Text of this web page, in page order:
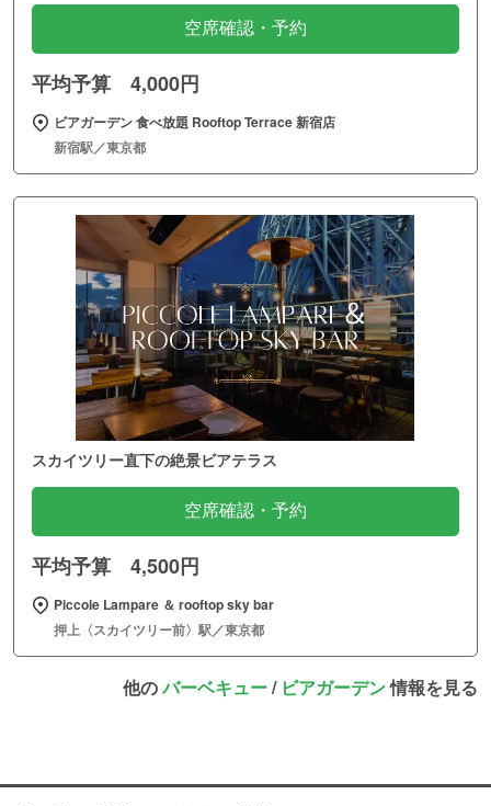
空席確認・予約
平均予算 4,000円
ビアガーデン 食べ放題 Rooftop Terrace 新宿店
新宿駅／東京都
スカイツリー直下の絶景ビアテラス
空席確認・予約
平均予算 4,500円
Piccole Lampare ＆ rooftop sky bar
押上〈スカイツリー前〉駅／東京都
他のバーベキュー/ ビアガーデン情報を見る